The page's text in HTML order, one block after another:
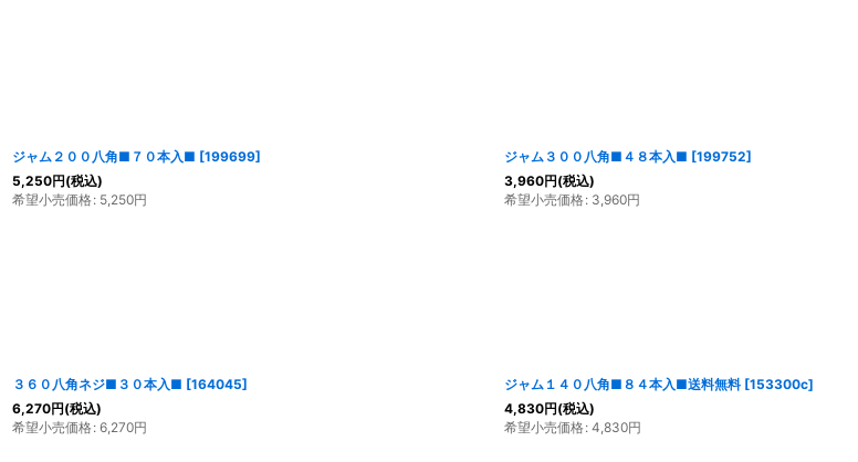
ジャム２００八角■７０本入■ [199699]
5,250円(税込)
希望小売価格: 5,250円
ジャム３００八角■４８本入■ [199752]
3,960円(税込)
希望小売価格: 3,960円
３６０八角ネジ■３０本入■ [164045]
6,270円(税込)
希望小売価格: 6,270円
ジャム１４０八角■８４本入■送料無料 [153300c]
4,830円(税込)
希望小売価格: 4,830円